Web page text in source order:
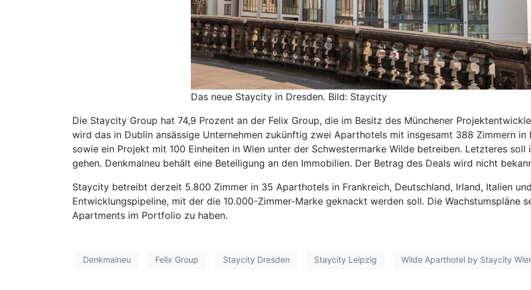
Das neue Staycity in Dresden. Bild: Staycity
Die Staycity Group hat 74,9 Prozent an der Felix Group, die im Besitz des Münchener
wird das in Dublin ansässige Unternehmen zukünftig zwei Aparthotels mit insgesamt 388 Zimmern in
sowie ein Projekt mit 100 Einheiten in Wien unter der Schwestermarke Wilde betreiben. Letzteres
gehen. Denkmalneu behält eine Beteiligung an den Immobilien. Der Betrag des Deals wird nicht
Staycity betreibt derzeit 5.800 Zimmer in 35 Aparthotels in Frankreich, Deutschland, Irland, Italien
Entwicklungspipeline, mit der die 10.000-Zimmer-Marke geknackt werden soll. Die Wachstumspläne
Apartments im Portfolio zu haben.
Denkmalneu Felix Group Staycity Dresden Staycity Leipzig Wilde Aparthotel by Staycity